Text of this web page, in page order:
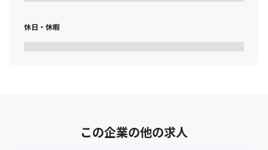
休日・休暇
この企業の他の求人